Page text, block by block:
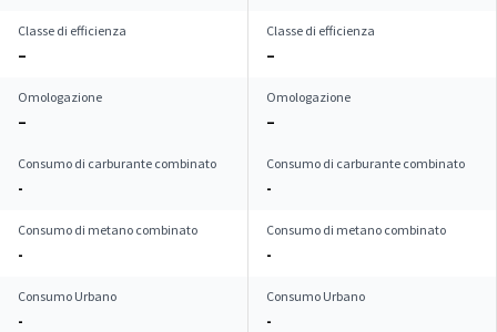
Classe di efficienza
–
Classe di efficienza
–
Omologazione
–
Omologazione
–
Consumo di carburante combinato
-
Consumo di carburante combinato
-
Consumo di metano combinato
-
Consumo di metano combinato
-
Consumo Urbano
-
Consumo Urbano
-